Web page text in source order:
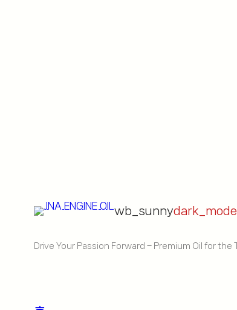
wb_sunnydark_mode
Drive Your Passion Forward – Premium Oil for the